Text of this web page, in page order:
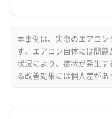
本事例は、実際のエアコ
す。エアコン自体には問
状況により、症状が発生
る改善効果には個人差があ